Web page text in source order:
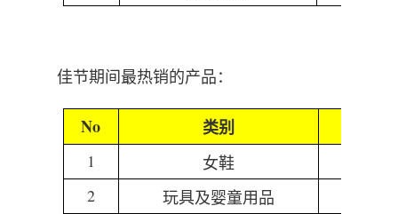
佳节期间最热销的产品：
No 类别
1 女鞋
2 玩具及婴童用品